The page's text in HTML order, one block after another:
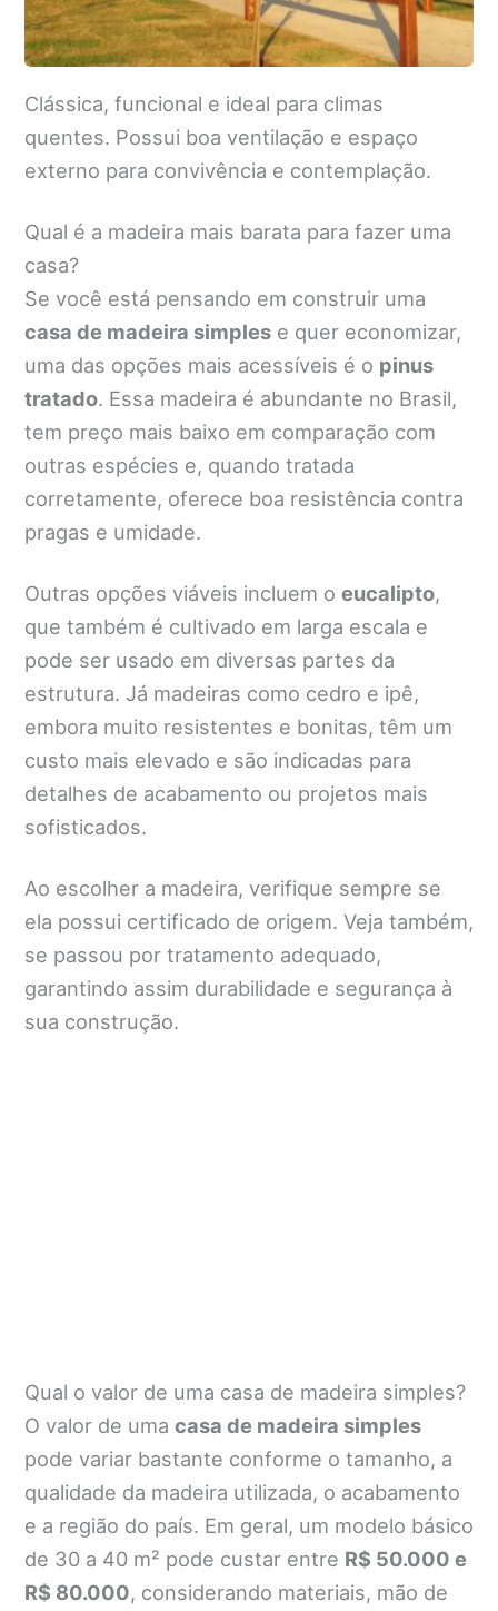
Clássica, funcional e ideal para climas
quentes. Possui boa ventilação e espaço
externo para convivência e contemplação.
Qual é a madeira mais barata para fazer uma
casa?
Se você está pensando em construir uma
casa de madeira simples e quer economizar,
uma das opções mais acessíveis é o pinus
tratado. Essa madeira é abundante no Brasil,
tem preço mais baixo em comparação com
outras espécies e, quando tratada
corretamente, oferece boa resistência contra
pragas e umidade.
Outras opções viáveis incluem o eucalipto,
que também é cultivado em larga escala e
pode ser usado em diversas partes da
estrutura. Já madeiras como cedro e ipê,
embora muito resistentes e bonitas, têm um
custo mais elevado e são indicadas para
detalhes de acabamento ou projetos mais
sofisticados.
Ao escolher a madeira, verifique sempre se
ela possui certificado de origem. Veja também,
se passou por tratamento adequado,
garantindo assim durabilidade e segurança à
sua construção.
Qual o valor de uma casa de madeira simples?
O valor de uma casa de madeira simples
pode variar bastante conforme o tamanho, a
qualidade da madeira utilizada, o acabamento
e a região do país. Em geral, um modelo básico
de 30 a 40 m² pode custar entre R$ 50.000 e
R$ 80.000, considerando materiais, mão de